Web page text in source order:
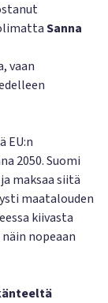
Sanna
vaan
EU:n
2050. Suomi
maksaa siitä
maatalouden
kiivasta
nopeaan